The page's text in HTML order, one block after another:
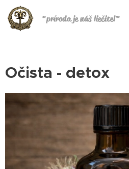
"príroda je náš liečiteľ"
Očista - detox